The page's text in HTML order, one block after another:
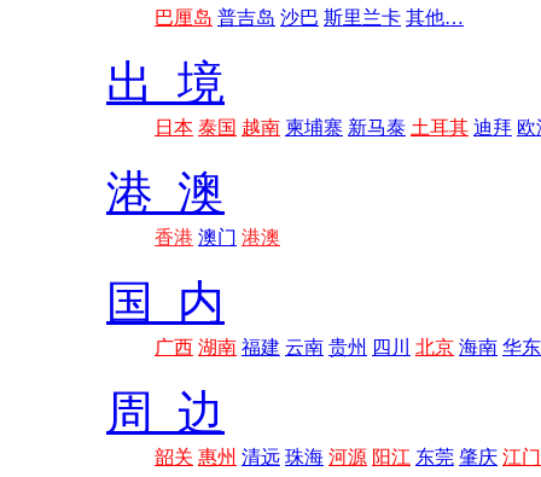
巴厘岛 普吉岛 沙巴 斯里兰卡 其他…
出 境
日本 泰国 越南 柬埔寨 新马泰 土耳其 迪拜 欧
港 澳
香港 澳门 港澳
国 内
广西 湖南 福建 云南 贵州 四川 北京 海南 华东
周 边
韶关 惠州 清远 珠海 河源 阳江 东莞 肇庆 江门